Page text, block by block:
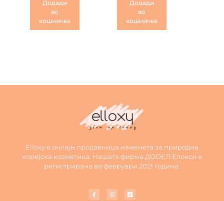
Додади
во
кошничка
Додади
во
кошничка
Elloxy е онлајн продавница наменета за природна
корејска козметика. Нашата фирма ДООЕЛ Елокси е
регистрирана во февруари 2021 година.